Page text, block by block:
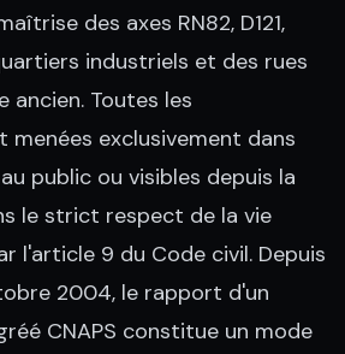
des axes RN82, D121,
industriels et des rues
Toutes les
menées exclusivement dans
public ou visibles depuis la
le strict respect de la vie
l'article 9 du Code civil. Depuis
2004, le rapport d'un
CNAPS constitue un mode